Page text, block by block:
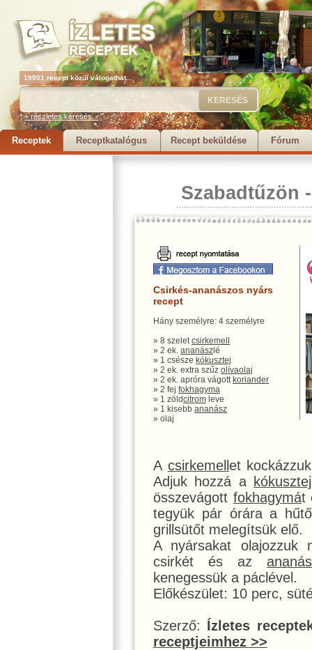
19901 recept közül válogathat...
+ részletes keresés...
Receptek Receptkatalógus Recept beküldése Fórum
Szabadtűzön
Csirkés-ananászos nyárs
recept
Hány személyre: 4 személyre
» 8 szeletcsirkemell
» 2 ek. ananász lé
» 1 csésze kókusztej
» 2 ek. extra szűz olívaolaj
» 2 ek. apróra vágott koriander
» 2 fej fokhagyma
» 1 zöldcitrom leve
» 1 kisebb ananász
» olaj
A csirkemell et
Adjuk hozzá a kókusztej
összevágott fokhagymát
tegyük pár órára a
grillsütőt melegítsük elő.
A nyársakat olajozzuk
csirkét és az
kenegessük a páclével.
Előkészület: 10 perc,
Szerző: Ízletes
receptjeimhez >>